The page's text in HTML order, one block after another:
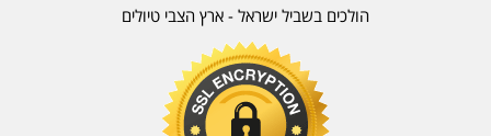
הולכים בשביל ישראל - ארץ הצבי טיולים